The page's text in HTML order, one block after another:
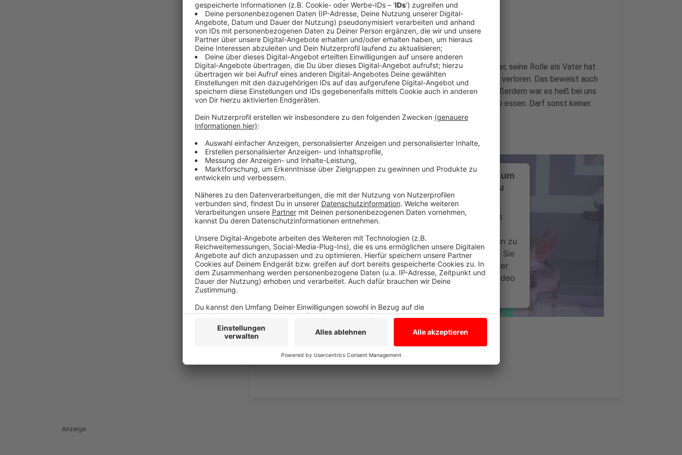
Neues Album "Alles lebt"
Anzeige
Adel Tawil ist Vater geworden. Viel mehr will er nicht verraten. Aber, seine Rolle als Vater hat
ihm einen anderen Drive gegeben. An Drive hat er trotzdem nichts verloren. Das beweist auch
sein neues Album "Alles lebt" mit der Hitsingle "Tu m'appelles". Außerdem war es heiß bei uns.
Deswegen durfte er im Interview ausnahmsweise ein Eis im Studio essen. Darf sonst keiner.
Wir benötigen Ihre Zustimmung, um
den YouTube Video-Service zu
laden!
Wir verwenden einen Service eines
einzubetten. Dieser Service kann Daten zu
Ihren Aktivitäten sammeln. Bitte lesen Sie
die Details durch und stimmen Sie der
Nutzung des Service zu, um dieses Video
Mehr Informationen
Akzeptieren
powered byUsercentrics Consent Management
Platform
Adel Tawil feat. Peachy - Tu m'appelles
Anzeige
Anzeige